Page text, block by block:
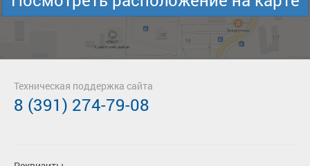
Техническая поддержка сайта
8 (391) 274-79-08